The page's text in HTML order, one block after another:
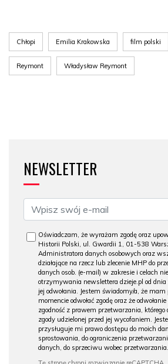
Chłopi Emilia Krakowska film polski
Reymont Władysław Reymont
NEWSLETTER
Oświadczam, że wyrażam zgodę oraz
Historii Polski, ul. Gwardii 1, 01-538
Administratora danych osobowych oraz
działające na rzecz lub zlecenie MHP do
danych osob. (e-mail) w zakresie i celach
otrzymywania newslettera dzieje.pl od dnia
jej odwołania. Jestem świadomy/a, że
momencie odwołać zgodę oraz że
zgodność z prawem przetwarzania, którego
zgody udzielonej przed jej wycofaniem.
przysługuje mi prawo dostępu do moich
sprostowania, do ograniczenia
danych, do sprzeciwu wobec przetwarzania.